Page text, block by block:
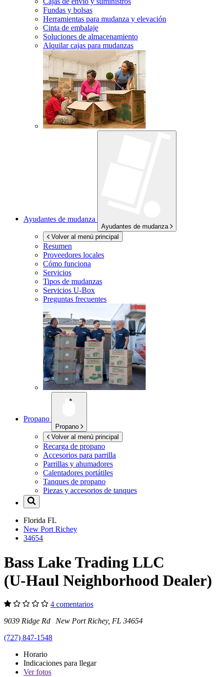
Fundas y bolsas
Herramientas para mudanza y elevación
Cinta de embalaje
Soluciones de almacenamiento
Alquilar cajas para mudanzas
Ayudantes de mudanza
Ayudantes de mudanza
Volver al menú principal
Resumen
Proveedores locales
Cómo funciona
Servicios
Tipos de mudanzas
Servicios U-Box
Preguntas frecuentes
Propano
Propano
Volver al menú principal
Recarga de propano
Accesorios para parrilla
Parrillas y ahumadores
Calentadores portátiles
Tanques de propano
Piezas y accesorios de tanques
Florida FL
New Port Richey
34654
Bass Lake Trading LLC
(U-Haul Neighborhood Dealer)
4 comentarios
9039 Ridge Rd New Port Richey, FL 34654
(727) 847-1548
Horario
Indicaciones para llegar
Verfotos